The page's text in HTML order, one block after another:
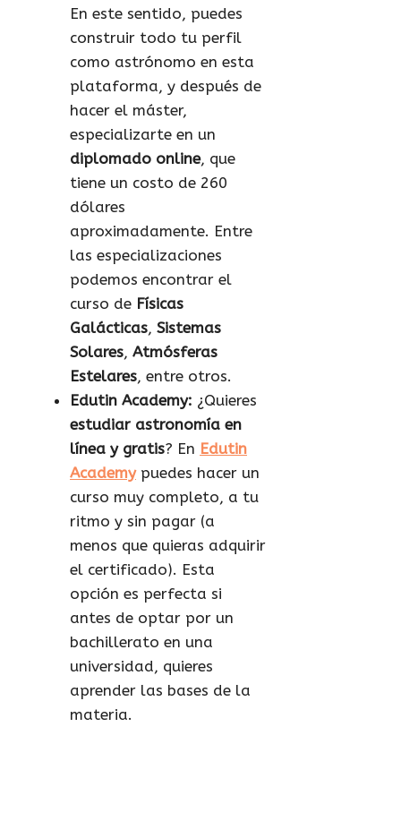
En este sentido, puedes
construir todo tu perfil
como astrónomo en esta
plataforma, y después de
hacer el máster,
especializarte en un
diplomado online, que
tiene un costo de 260
dólares
aproximadamente. Entre
las especializaciones
podemos encontrar el
curso de Físicas
Galácticas, Sistemas
Solares, Atmósferas
Estelares, entre otros.
Edutin Academy: ¿Quieres
estudiar astronomía en
línea y gratis? En Edutin
Academypuedes hacer un
curso muy completo, a tu
ritmo y sin pagar (a
menos que quieras adquirir
el certificado). Esta
opción es perfecta si
antes de optar por un
bachillerato en una
universidad, quieres
aprender las bases de la
materia.